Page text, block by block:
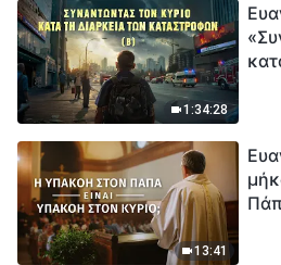
1:34:28
13:41